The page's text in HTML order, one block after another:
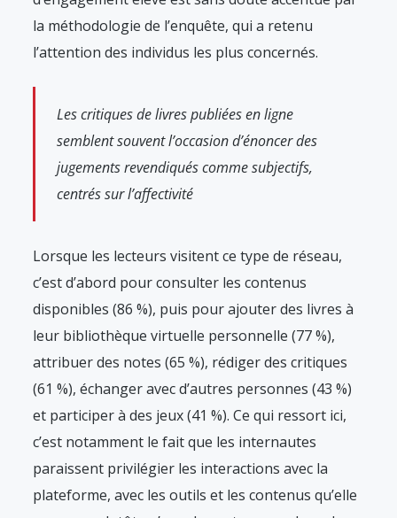
la méthodologie de l’enquête, qui a retenu
l’attention des individus les plus concernés.
Les critiques de livres publiées en ligne
semblent souvent l’occasion d’énoncer des
jugements revendiqués comme subjectifs,
centrés sur l’affectivité
Lorsque les lecteurs visitent ce type de réseau,
c’est d’abord pour consulter les contenus
disponibles (86 %), puis pour ajouter des livres à
leur bibliothèque virtuelle personnelle (77 %),
attribuer des notes (65 %), rédiger des critiques
(61 %), échanger avec d’autres personnes (43 %)
et participer à des jeux (41 %). Ce qui ressort ici,
c’est notamment le fait que les internautes
paraissent privilégier les interactions avec la
plateforme, avec les outils et les contenus qu’elle